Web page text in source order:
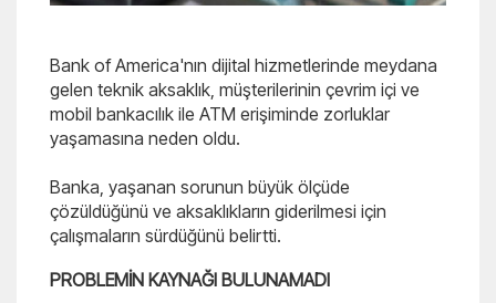
Bank of America'nın dijital hizmetlerinde meydana
gelen teknik aksaklık, müşterilerinin çevrim içi ve
mobil bankacılık ile ATM erişiminde zorluklar
yaşamasına neden oldu.
Banka, yaşanan sorunun büyük ölçüde
çözüldüğünü ve aksaklıkların giderilmesi için
çalışmaların sürdüğünü belirtti.
PROBLEMİN KAYNAĞI BULUNAMADI